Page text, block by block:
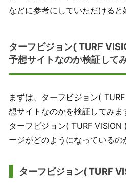
などに参考にしていただけると
ターフビジョン( TURF
予想サイトなのか検証して
まずは、ターフビジョン(
想サイトなのかを検証してみま
ターフビジョン( TURF
ージがどのようになっているの
ターフビジョン( TURF